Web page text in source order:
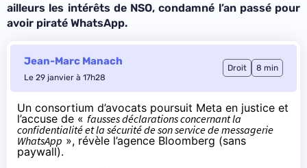
ailleurs les intérêts de NSO, condamné l’an passé pour
avoir piraté WhatsApp.
Jean-Marc Manach
Le 29 janvier à 17h28
Droit 8 min
Un consortium d’avocats poursuit Meta en justice et
l’accuse de « fausses déclarations concernant la
confidentialité et la sécurité de son service de messagerie
WhatsApp », révèle l’agence Bloomberg (sans
paywall).